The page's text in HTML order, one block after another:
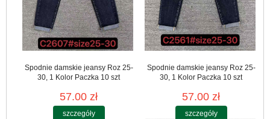
Spodnie damskie jeansy Roz 25-
30, 1 Kolor Paczka 10 szt
57.00 zł
szczegóły
Spodnie damskie jeansy Roz 25-
30, 1 Kolor Paczka 10 szt
57.00 zł
szczegóły